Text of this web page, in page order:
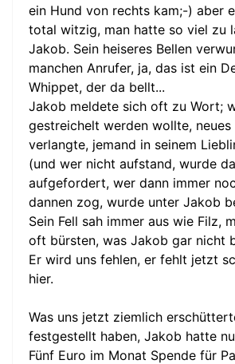
ein Hund von rechts kam;-) aber
total witzig, man hatte so viel zu
Jakob. Sein heiseres Bellen
manchen Anrufer, ja, das ist ein
Whippet, der da bellt...
Jakob meldete sich oft zu Wort;
gestreichelt werden wollte, neues
verlangte, jemand in seinem
(und wer nicht aufstand, wurde
aufgefordert, wer dann immer
dannen zog, wurde unter Jakob
Sein Fell sah immer aus wie Filz,
oft bürsten, was Jakob gar nicht
Er wird uns fehlen, er fehlt jetzt
hier.
Was uns jetzt ziemlich
festgestellt haben, Jakob hatte
Fünf Euro im Monat Spende für